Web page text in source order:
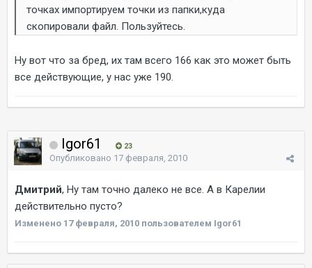
точках импортируем точки из папки,куда
скопировали файл. Пользуйтесь.
Ну вот что за бред, их там всего 166 как это может быть
все действующие, у нас уже 190.
Igor61 23
Опубликовано 17 февраля, 2010
Дмитрий, Ну там точно далеко не все. А в Карелии
действительно пусто?
Изменено 17 февраля, 2010 пользователем Igor61